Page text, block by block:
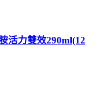
活力雙效290ml(12